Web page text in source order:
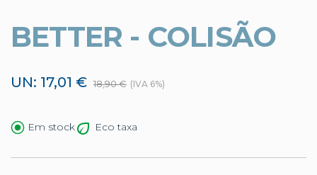
BETTER - COLISÃO
UN: 17,01 € 18,90 € (IVA 6%)
Em stock Eco taxa